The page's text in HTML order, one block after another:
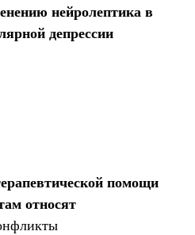
нейролептика в
депрессии
помощи
относят